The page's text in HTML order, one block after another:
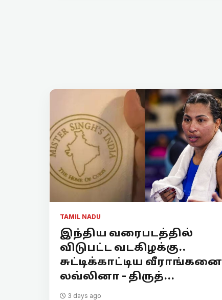
TAMIL NADU
இந்திய வரைபடத்தில்
விடுபட்ட வடகிழக்கு..
சுட்டிக்காட்டிய வீராங்கனை
லவ்லினா - திருத்...
3 days ago